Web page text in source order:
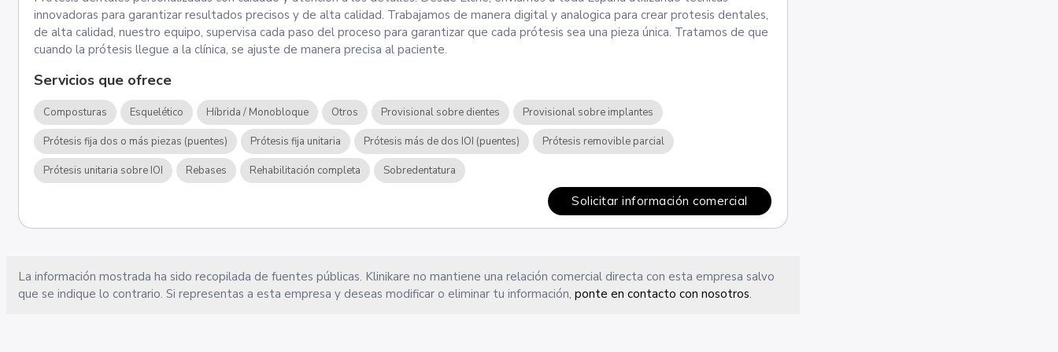
innovadoras para garantizar resultados precisos y de alta calidad. Trabajamos de manera digital y analogica para crear protesis dentales,
de alta calidad, nuestro equipo, supervisa cada paso del proceso para garantizar que cada prótesis sea una pieza única. Tratamos de que
cuando la prótesis llegue a la clínica, se ajuste de manera precisa al paciente.
Servicios que ofrece
Composturas Esquelético Híbrida / Monobloque Otros Provisional sobre dientes Provisional sobre implantes
Prótesis fija dos o más piezas (puentes) Prótesis fija unitaria Prótesis más de dos IOI (puentes) Prótesis removible parcial
Prótesis unitaria sobre IOI Rebases Rehabilitación completa Sobredentatura
Solicitar información comercial
La información mostrada ha sido recopilada de fuentes públicas. Klinikare no mantiene una relación comercial directa con esta empresa salvo
que se indique lo contrario. Si representas a esta empresa y deseas modificar o eliminar tu información, ponte en contacto con nosotros.